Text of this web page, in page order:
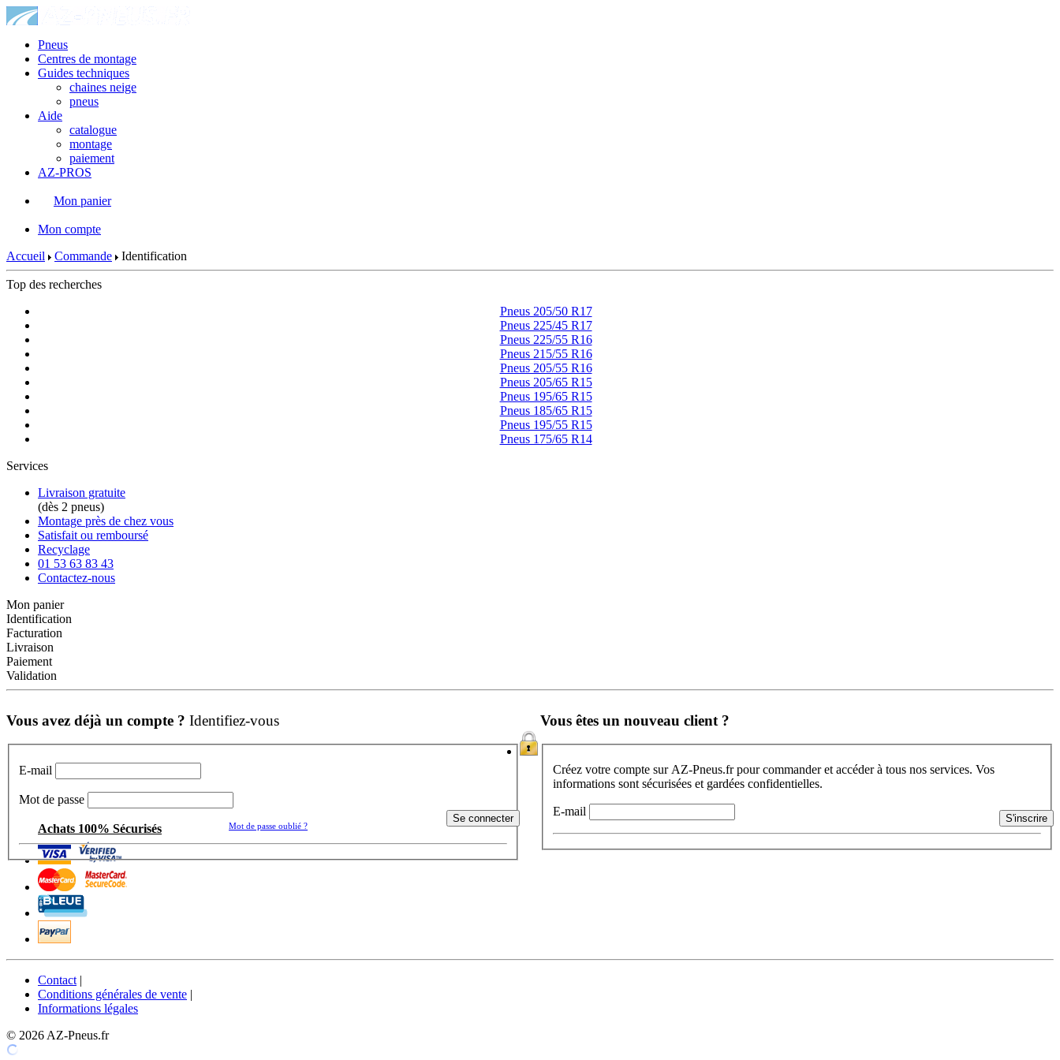
Pneus
Centres de montage
Guides techniques
chaines neige
pneus
Aide
catalogue
montage
paiement
AZ-PROS
Mon panier
Mon compte
Accueil
Commande Identification
Top des recherches
Pneus 205/50 R17
Pneus 225/45 R17
Pneus 225/55 R16
Pneus 215/55 R16
Pneus 205/55 R16
Pneus 205/65 R15
Pneus 195/65 R15
Pneus 185/65 R15
Pneus 195/55 R15
Pneus 175/65 R14
Services
Livraison gratuite
(dès 2 pneus)
Montage près de chez vous
Satisfait ou remboursé
Recyclage
01 53 63 83 43
Contactez-nous
Mon panier
Identification
Facturation
Livraison
Paiement
Validation
Vous avez déjà un compte ? Identifiez-vous
E-mail
Mot de passe
Mot de passe oublié ?
Vous êtes un nouveau client ?
Créez votre compte sur AZ-Pneus.fr pour commander et accéder à tous nos services. Vos
informations sont sécurisées et gardées confidentielles.
E-mail
Achats 100% Sécurisés
Contact|
Conditions générales de vente |
Informations légales
© 2026 AZ-Pneus.fr